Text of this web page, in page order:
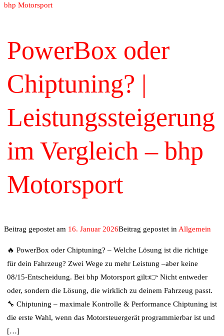
PowerBox oder
Chiptuning? |
Leistungssteigerung
im Vergleich – bhp
Motorsport
Beitrag gepostet am 16. Januar 2026Beitrag gepostet in Allgemein
🔥 PowerBox oder Chiptuning? – Welche Lösung ist die richtige
für dein Fahrzeug? Zwei Wege zu mehr Leistung –aber keine
08/15-Entscheidung. Bei bhp Motorsport gilt:👉 Nicht entweder
oder, sondern die Lösung, die wirklich zu deinem Fahrzeug passt.
🔧 Chiptuning – maximale Kontrolle & Performance Chiptuning ist
die erste Wahl, wenn das Motorsteuergerät programmierbar ist und
[…]